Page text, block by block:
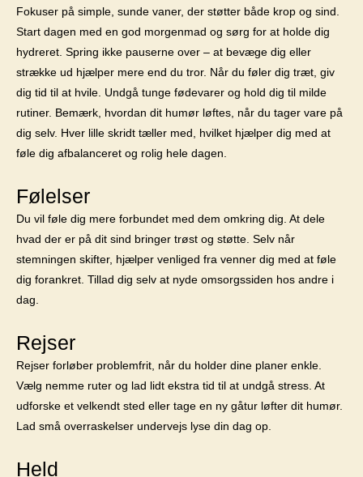
Fokuser på simple, sunde vaner, der støtter både krop og sind.
Start dagen med en god morgenmad og sørg for at holde dig
hydreret. Spring ikke pauserne over – at bevæge dig eller
strække ud hjælper mere end du tror. Når du føler dig træt, giv
dig tid til at hvile. Undgå tunge fødevarer og hold dig til milde
rutiner. Bemærk, hvordan dit humør løftes, når du tager vare på
dig selv. Hver lille skridt tæller med, hvilket hjælper dig med at
føle dig afbalanceret og rolig hele dagen.
Følelser
Du vil føle dig mere forbundet med dem omkring dig. At dele
hvad der er på dit sind bringer trøst og støtte. Selv når
stemningen skifter, hjælper venliged fra venner dig med at føle
dig forankret. Tillad dig selv at nyde omsorgssiden hos andre i
dag.
Rejser
Rejser forløber problemfrit, når du holder dine planer enkle.
Vælg nemme ruter og lad lidt ekstra tid til at undgå stress. At
udforske et velkendt sted eller tage en ny gåtur løfter dit humør.
Lad små overraskelser undervejs lyse din dag op.
Held